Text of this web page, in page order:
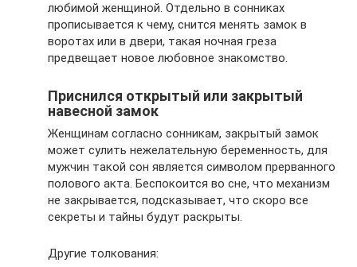
любимой женщиной. Отдельно в сонниках
прописывается к чему, снится менять замок в
воротах или в двери, такая ночная греза
предвещает новое любовное знакомство.
Приснился открытый или закрытый
навесной замок
Женщинам согласно сонникам, закрытый замок
может сулить нежелательную беременность, для
мужчин такой сон является символом прерванного
полового акта. Беспокоится во сне, что механизм
не закрывается, подсказывает, что скоро все
секреты и тайны будут раскрыты.
Другие толкования: